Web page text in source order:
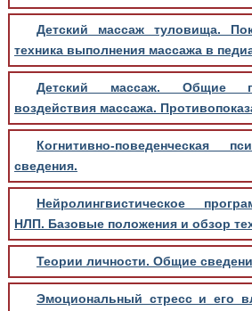
Детский массаж туловища.
техника выполнения массажа в
Детский массаж. Общие
воздействия массажа.
Когнитивно-поведенческая
сведения.
Нейролингвистическое
НЛП. Базовые положения и обзор
Теории личности. Общие
Эмоциональный стресс и его